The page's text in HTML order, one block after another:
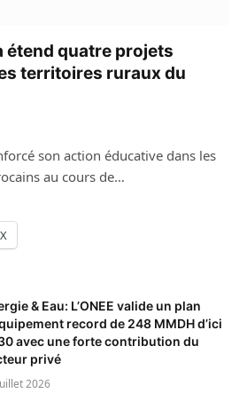
étend quatre projets
territoires ruraux du
son action éducative dans les
au cours de…
X
& Eau: L’ONEE valide un plan
record de 248 MMDH d’ici
avec une forte contribution du
privé
2026